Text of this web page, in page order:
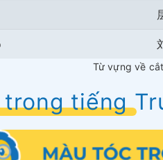
Từ vựng về
tiếng